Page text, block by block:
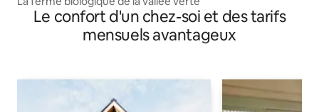
Le confort d'un chez-soi et des tarifs
mensuels avantageux